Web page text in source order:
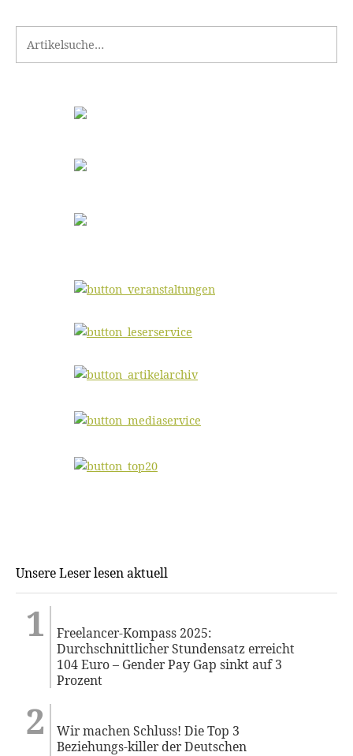
Unsere Leser lesen aktuell
Freelancer-Kompass 2025:
Durchschnittlicher Stundensatz erreicht
104 Euro – Gender Pay Gap sinkt auf 3
Prozent
Wir machen Schluss! Die Top 3
Beziehungs-killer der Deutschen